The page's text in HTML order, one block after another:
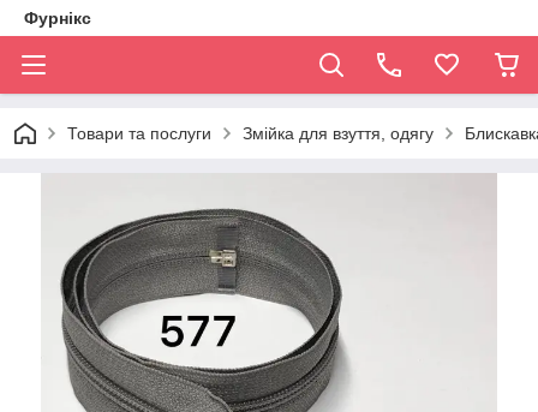
Фурнікс
Товари та послуги Змійка для взуття, одягу